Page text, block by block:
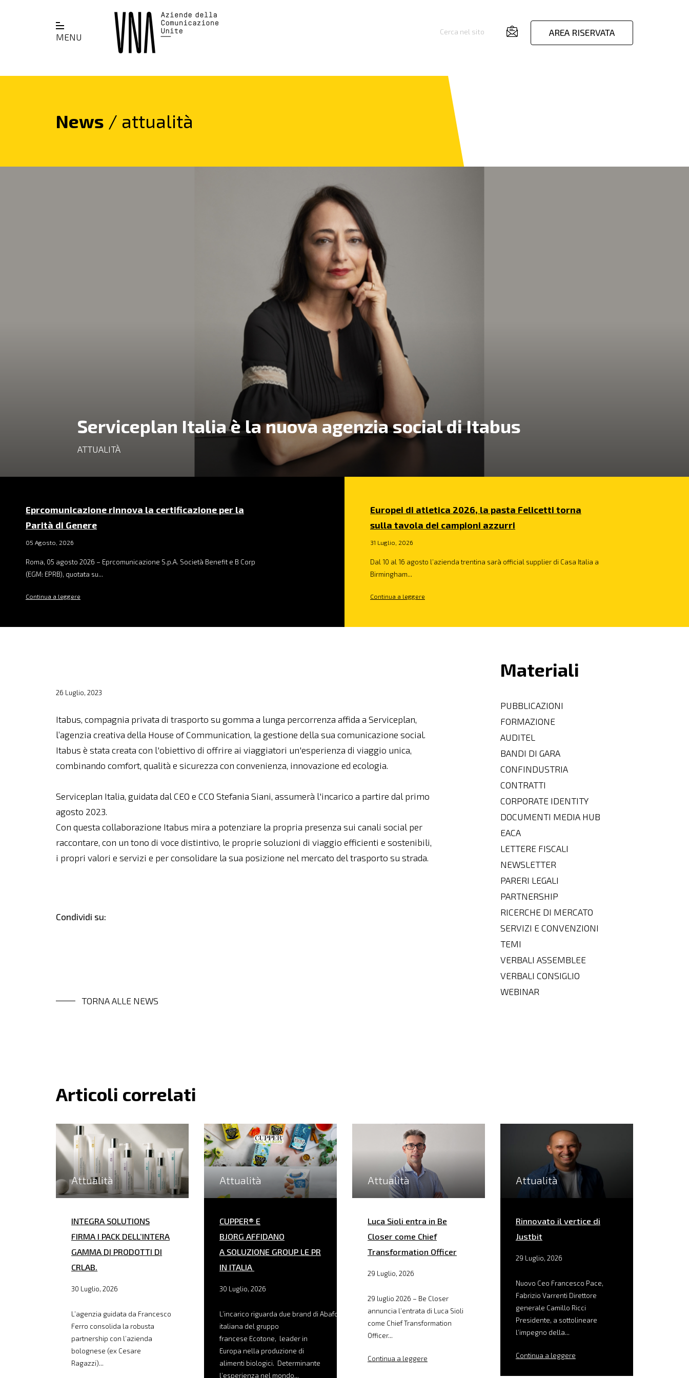
MENU
Cerca nel sito AREA RISERVATA
News / attualità
Serviceplan Italia è la nuova agenzia social di Itabus
ATTUALITÀ
Eprcomunicazione rinnova la certificazione per la
Parità di Genere
05 Agosto, 2026
Roma, 05 agosto 2026 – Eprcomunicazione S.p.A. Società Benefit e B Corp
(EGM: EPRB), quotata su...
Continua a leggere
Europei di atletica 2026, la pasta Felicetti torna
sulla tavola dei campioni azzurri
31 Luglio, 2026
Dal 10 al 16 agosto l’azienda trentina sarà official supplier di Casa Italia a
Birmingham...
Continua a leggere
26 Luglio, 2023
Itabus, compagnia privata di trasporto su gomma a lunga percorrenza affida a Serviceplan,
l’agenzia creativa della House of Communication, la gestione della sua comunicazione social.
Itabus è stata creata con l'obiettivo di offrire ai viaggiatori un'esperienza di viaggio unica,
combinando comfort, qualità e sicurezza con convenienza, innovazione ed ecologia.
Serviceplan Italia, guidata dal CEO e CCO Stefania Siani, assumerà l'incarico a partire dal primo
agosto 2023.
Con questa collaborazione Itabus mira a potenziare la propria presenza sui canali social per
raccontare, con un tono di voce distintivo, le proprie soluzioni di viaggio efficienti e sostenibili,
i propri valori e servizi e per consolidare la sua posizione nel mercato del trasporto su strada.
Condividi su:
TORNA ALLE NEWS
Materiali
PUBBLICAZIONI
FORMAZIONE
AUDITEL
BANDI DI GARA
CONFINDUSTRIA
CONTRATTI
CORPORATE IDENTITY
DOCUMENTI MEDIA HUB
EACA
LETTERE FISCALI
NEWSLETTER
PARERI LEGALI
PARTNERSHIP
RICERCHE DI MERCATO
SERVIZI E CONVENZIONI
TEMI
VERBALI ASSEMBLEE
VERBALI CONSIGLIO
WEBINAR
Articoli correlati
Attualità
INTEGRA SOLUTIONS
FIRMA I PACK DELL’INTERA
GAMMA DI PRODOTTI DI
CRLAB.
30 Luglio, 2026
L’agenzia guidata da Francesco
Ferro consolida la robusta
partnership con l’azienda
bolognese (ex Cesare
Ragazzi)...
Attualità
CUPPER® E
BJORG AFFIDANO
A SOLUZIONE GROUP LE PR
IN ITALIA
30 Luglio, 2026
L’incarico riguarda due brand di Abafoods, filiale
italiana del gruppo
francese Ecotone, leader in
Europa nella produzione di
alimenti biologici. Determinante
l’esperienza nel mondo...
Attualità
Luca Sioli entra in Be
Closer come Chief
Transformation Officer
29 Luglio, 2026
29 luglio 2026 – Be Closer
annuncia l’entrata di Luca Sioli
come Chief Transformation
Officer...
Continua a leggere
Attualità
Rinnovato il vertice di
Justbit
29 Luglio, 2026
Nuovo Ceo Francesco Pace,
Fabrizio Varrenti Direttore
generale Camillo Ricci
Presidente, a sottolineare
l’impegno della...
Continua a leggere